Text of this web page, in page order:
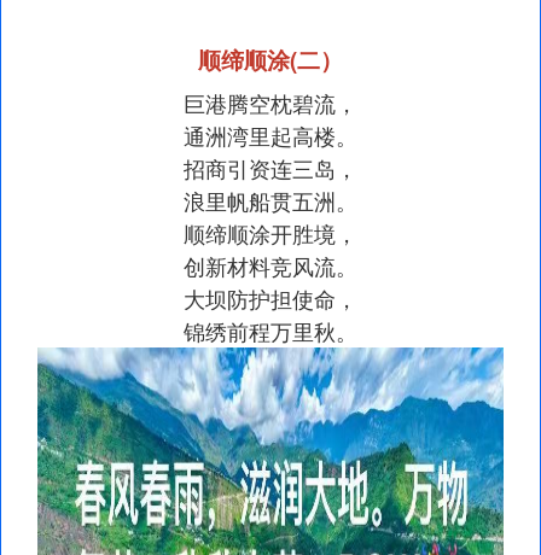
顺缔顺涂(二）
巨港腾空枕碧流，
通洲湾里起高楼。
招商引资连三岛，
浪里帆船贯五洲。
顺缔顺涂开胜境，
创新材料竞风流。
大坝防护担使命，
锦绣前程万里秋。